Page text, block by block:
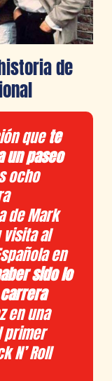
de
quete
un paseo
ocho
de Mark
al
en
sido lo
en una
primer
N’ Roll